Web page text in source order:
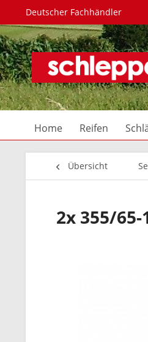
Deutscher Fachhändler
Home Reifen
Übersicht
2x 355/65-